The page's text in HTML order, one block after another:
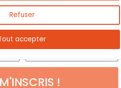
Refuser
accepter
avec les épices et
usages!
!